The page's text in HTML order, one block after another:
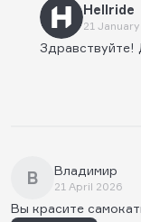
Hellride
21
Здравствуйте!
В Владимир
21 April 2026
Вы красите